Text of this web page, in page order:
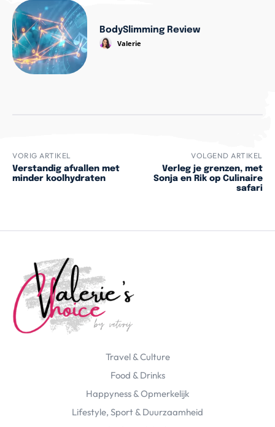
BodySlimming Review
Valerie
VORIG ARTIKEL
Verstandig afvallen met
minder koolhydraten
VOLGEND ARTIKEL
Verleg je grenzen, met
Sonja en Rik op Culinaire
safari
Travel & Culture
Food & Drinks
Happyness & Opmerkelijk
Lifestyle, Sport & Duurzaamheid